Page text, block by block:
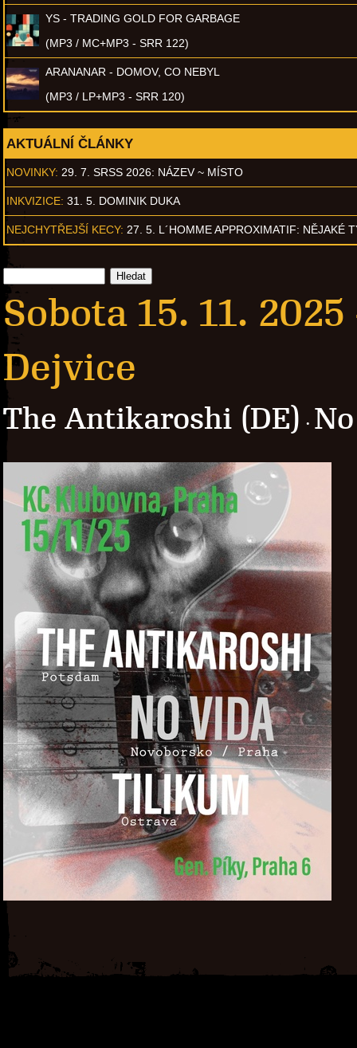
YS - TRADING GOLD FOR GARBAGE
(MP3 / MC+MP3 - SRR 122)
ARANANAR - DOMOV, CO NEBYL
(MP3 / LP+MP3 - SRR 120)
AKTUÁLNÍ ČLÁNKY
NOVINKY: 29. 7. SRSS 2026: NÁZEV ~ MÍSTO
INKVIZICE: 31. 5. DOMINIK DUKA
NEJCHYTŘEJŠÍ KECY: 27. 5. L´HOMME APPROXIMATIF: NĚJAKÉ
Sobota 15. 11.
Dejvice
The Antikaroshi (DE) ·